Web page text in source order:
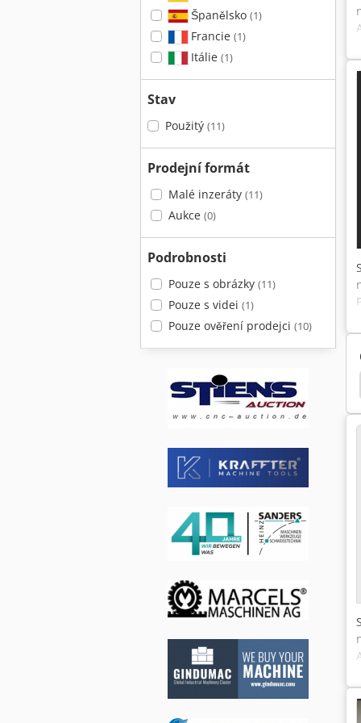
Španělsko (1)
Francie (1)
Itálie (1)
Stav
Použitý (11)
Prodejní formát
Malé inzeráty (11)
Aukce (0)
Podrobnosti
Pouze s obrázky (11)
Pouze s videi (1)
Pouze ověření prodejci (10)